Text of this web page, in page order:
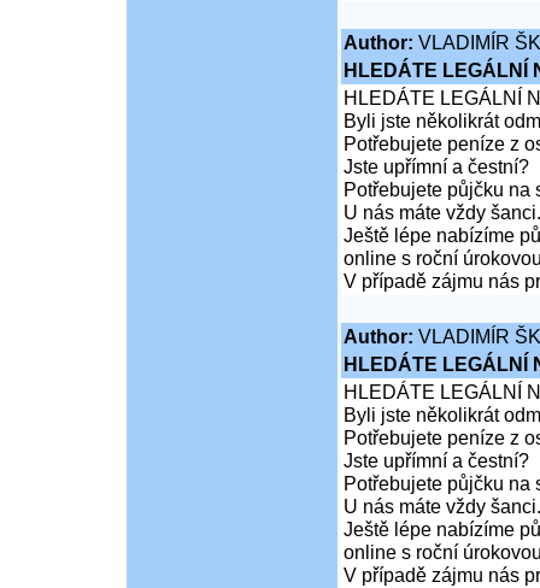
Author: VLADIMÍR
HLEDÁTE LEGÁLNÍ
HLEDÁTE LEGÁLNÍ
Byli jste několikrát
Potřebujete peníze z
Jste upřímní a čestní?
Potřebujete půjčku na
U nás máte vždy šanci.
Ještě lépe nabízíme
online s roční
V případě zájmu nás
Author: VLADIMÍR
HLEDÁTE LEGÁLNÍ
HLEDÁTE LEGÁLNÍ
Byli jste několikrát
Potřebujete peníze z
Jste upřímní a čestní?
Potřebujete půjčku na
U nás máte vždy šanci.
Ještě lépe nabízíme
online s roční
V případě zájmu nás